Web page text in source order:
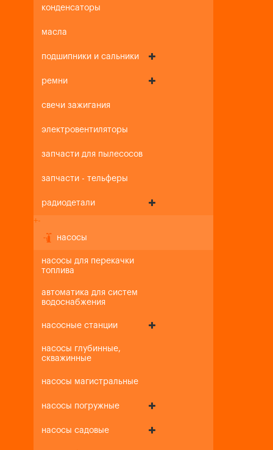
конденсаторы
масла
подшипники и сальники
ремни
свечи зажигания
электровентиляторы
запчасти для пылесосов
запчасти - тельферы
радиодетали
+-
насосы
насосы для перекачки
топлива
автоматика для систем
водоснабжения
насосные станции
насосы глубинные,
скважинные
насосы магистральные
насосы погружные
насосы садовые